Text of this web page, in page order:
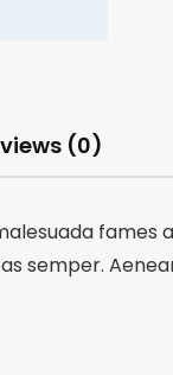
(0)
semper.